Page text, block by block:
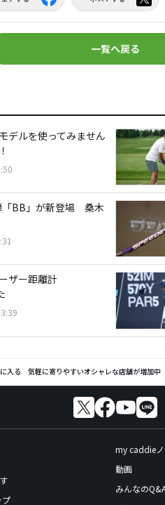
一覧へ戻る
デルを使ってみません
「BB」が新登場 桑木
ザー距離計
入る 気軽に寄りやすいオシャレな店舗が増加中
プ
my caddieノ
動画
みんなの